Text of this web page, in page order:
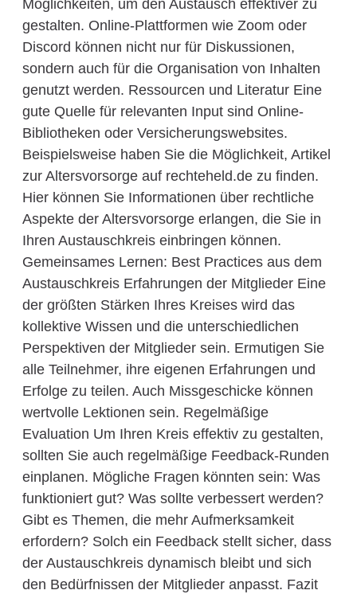
Möglichkeiten, um den Austausch effektiver zu
gestalten. Online-Plattformen wie Zoom oder
Discord können nicht nur für Diskussionen,
sondern auch für die Organisation von Inhalten
genutzt werden. Ressourcen und Literatur Eine
gute Quelle für relevanten Input sind Online-
Bibliotheken oder Versicherungswebsites.
Beispielsweise haben Sie die Möglichkeit, Artikel
zur Altersvorsorge auf rechteheld.de zu finden.
Hier können Sie Informationen über rechtliche
Aspekte der Altersvorsorge erlangen, die Sie in
Ihren Austauschkreis einbringen können.
Gemeinsames Lernen: Best Practices aus dem
Austauschkreis Erfahrungen der Mitglieder Eine
der größten Stärken Ihres Kreises wird das
kollektive Wissen und die unterschiedlichen
Perspektiven der Mitglieder sein. Ermutigen Sie
alle Teilnehmer, ihre eigenen Erfahrungen und
Erfolge zu teilen. Auch Missgeschicke können
wertvolle Lektionen sein. Regelmäßige
Evaluation Um Ihren Kreis effektiv zu gestalten,
sollten Sie auch regelmäßige Feedback-Runden
einplanen. Mögliche Fragen könnten sein: Was
funktioniert gut? Was sollte verbessert werden?
Gibt es Themen, die mehr Aufmerksamkeit
erfordern? Solch ein Feedback stellt sicher, dass
der Austauschkreis dynamisch bleibt und sich
den Bedürfnissen der Mitglieder anpasst. Fazit